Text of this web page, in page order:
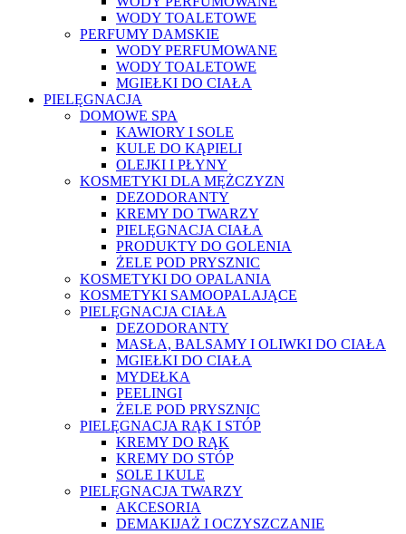
WODY TOALETOWE
PERFUMY DAMSKIE
WODY PERFUMOWANE
WODY TOALETOWE
MGIEŁKI DO CIAŁA
PIELĘGNACJA
DOMOWE SPA
KAWIORY I SOLE
KULE DO KĄPIELI
OLEJKI I PŁYNY
KOSMETYKI DLA MĘŻCZYZN
DEZODORANTY
KREMY DO TWARZY
PIELĘGNACJA CIAŁA
PRODUKTY DO GOLENIA
ŻELE POD PRYSZNIC
KOSMETYKI DO OPALANIA
KOSMETYKI SAMOOPALAJĄCE
PIELĘGNACJA CIAŁA
DEZODORANTY
MASŁA, BALSAMY I OLIWKI DO CIAŁA
MGIEŁKI DO CIAŁA
MYDEŁKA
PEELINGI
ŻELE POD PRYSZNIC
PIELĘGNACJA RĄK I STÓP
KREMY DO RĄK
KREMY DO STÓP
SOLE I KULE
PIELĘGNACJA TWARZY
AKCESORIA
DEMAKIJAŻ I OCZYSZCZANIE